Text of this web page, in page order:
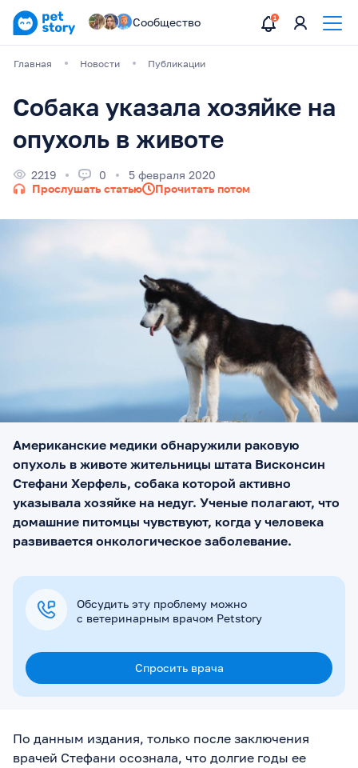
Сообщество
Главная Новости Публикации
Собака указала хозяйке на
опухоль в животе
2219 0
5 февраля 2020
Прослушать статью
Прочитать потом
Американские медики обнаружили раковую
опухоль в животе жительницы штата Висконсин
Стефани Херфель, собака которой активно
указывала хозяйке на недуг. Ученые полагают, что
домашние питомцы чувствуют, когда у человека
развивается онкологическое заболевание.
Обсудить эту проблему можно
с ветеринарным врачом Petstory
Спросить врача
По данным издания, только после заключения
врачей Стефани осознала, что долгие годы ее